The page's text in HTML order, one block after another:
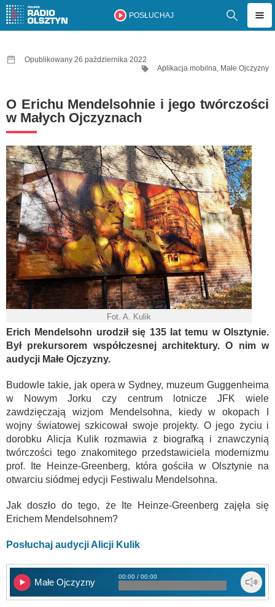
POSŁUCHAJ
Opublikowany 26 października 2022
Aplikacja mobilna, Małe Ojczyzny
O Erichu Mendelsohnie i jego twórczości
w Małych Ojczyznach
Fot. A. Kulik
Erich Mendelsohn urodził się 135 lat temu w Olsztynie.
Był prekursorem współczesnej architektury. O nim w
audycji Małe Ojczyzny.
Budowle takie, jak opera w Sydney, muzeum Guggenheima
w Nowym Jorku czy centrum lotnicze JFK wiele
zawdzięczają wizjom Mendelsohna, kiedy w okopach I
wojny światowej szkicował swoje projekty. O jego życiu i
dorobku Alicja Kulik rozmawia z biografką i znawczynią
twórczości tego znakomitego przedstawiciela modernizmu
prof. Ite Heinze-Greenberg, która gościła w Olsztynie na
otwarciu siódmej edycji Festiwalu Mendelsohna.
Jak doszło do tego, że Ite Heinze-Greenberg zajęła się
Erichem Mendelsohnem?
Posłuchaj audycji Alicji Kulik
Małe Ojczyzny
00:00 / 00:00